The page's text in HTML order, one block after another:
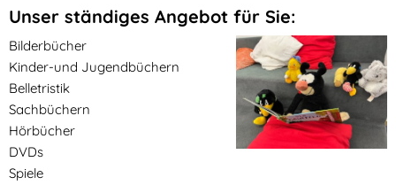
Unser ständiges Angebot für Sie:
Bilderbücher
Kinder-und Jugendbüchern
Belletristik
Sachbüchern
Hörbücher
DVDs
Spiele